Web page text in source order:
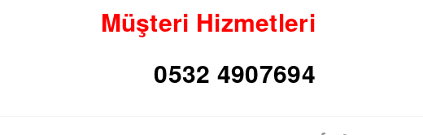
Müşteri Hizmetleri
0532 4907694